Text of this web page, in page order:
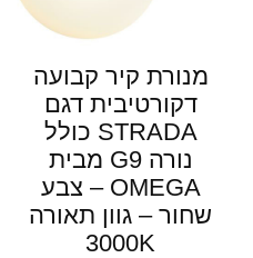
מנורת קיר קבועה
דקורטיבית דגם
STRADA כולל
נורה G9 מבית
OMEGA – צבע
שחור – גוון תאורה
3000K